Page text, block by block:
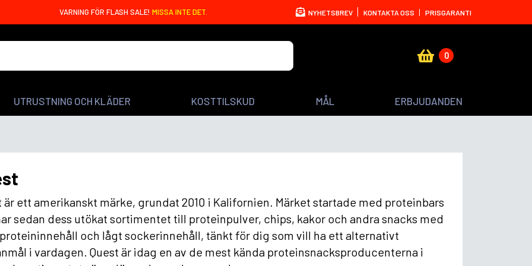
VARNING FÖR FLASH SALE! MISSA INTE DET. NYHETSBREV KONTAKTA OSS PRISGARANTI
0
UTRUSTNING OCH KLÄDER KOSTTILSKUD MÅL ERBJUDANDEN
är ett amerikanskt märke, grundat 2010 i Kalifornien. Märket startade med proteinbars
sedan dess utökat sortimentet till proteinpulver, chips, kakor och andra snacks med
och lågt sockerinnehåll, tänkt för dig som vill ha ett alternativt
i vardagen. Quest är idag en av de mest kända proteinsnacksproducenterna i